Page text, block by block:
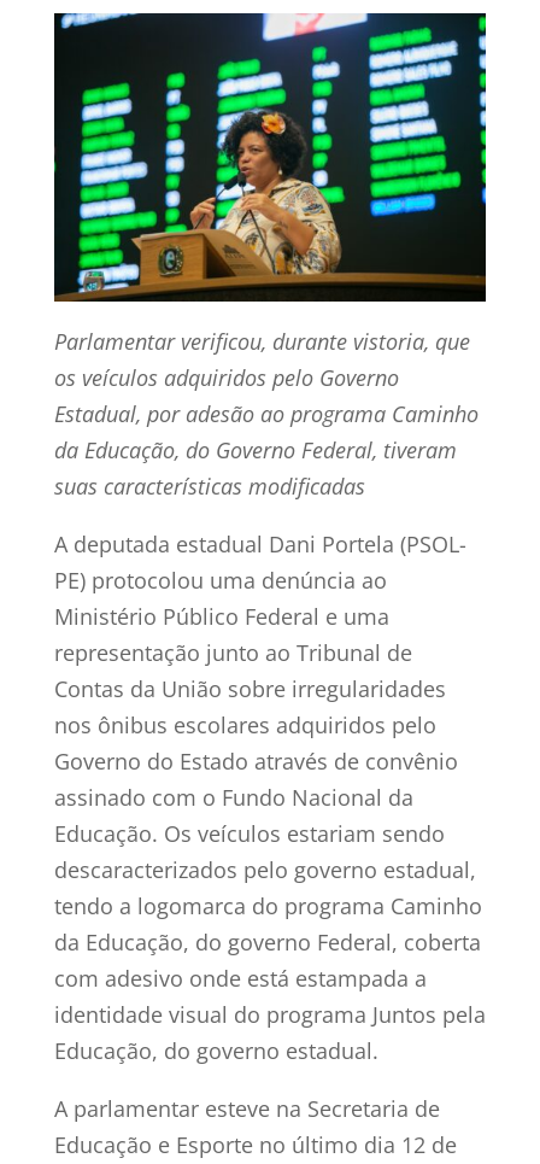
Parlamentar verificou, durante vistoria, que
os veículos adquiridos pelo Governo
Estadual, por adesão ao programa Caminho
da Educação, do Governo Federal, tiveram
suas características modificadas
A deputada estadual Dani Portela (PSOL-
PE) protocolou uma denúncia ao
Ministério Público Federal e uma
representação junto ao Tribunal de
Contas da União sobre irregularidades
nos ônibus escolares adquiridos pelo
Governo do Estado através de convênio
assinado com o Fundo Nacional da
Educação. Os veículos estariam sendo
descaracterizados pelo governo estadual,
tendo a logomarca do programa Caminho
da Educação, do governo Federal, coberta
com adesivo onde está estampada a
identidade visual do programa Juntos pela
Educação, do governo estadual.
A parlamentar esteve na Secretaria de
Educação e Esporte no último dia 12 de